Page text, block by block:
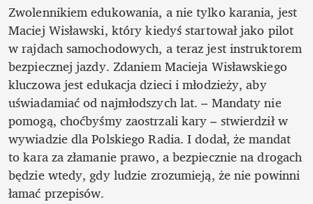
Zwolennikiem edukowania, a nie tylko karania, jest
Maciej Wisławski, który kiedyś startował jako pilot
w rajdach samochodowych, a teraz jest instruktorem
bezpiecznej jazdy. Zdaniem Macieja Wisławskiego
kluczowa jest edukacja dzieci i młodzieży, aby
uświadamiać od najmłodszych lat. – Mandaty nie
pomogą, choćbyśmy zaostrzali kary – stwierdził w
wywiadzie dla Polskiego Radia. I dodał, że mandat
to kara za złamanie prawo, a bezpiecznie na drogach
będzie wtedy, gdy ludzie zrozumieją, że nie powinni
łamać przepisów.